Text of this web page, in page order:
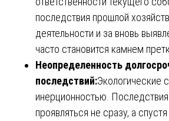
последствия прошлой
деятельности и за вновь
часто становится камнем
Неопределенность
последствий:Экологические
инерционностью. Последствия
проявляться не сразу, а